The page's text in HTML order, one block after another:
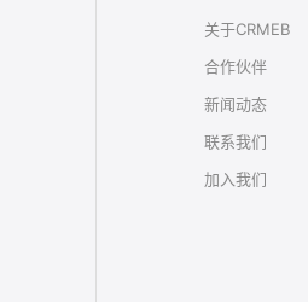
关于CRMEB
合作伙伴
新闻动态
联系我们
加入我们